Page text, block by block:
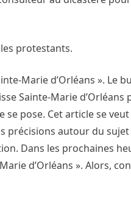
protestants.
Marie d’Orléans ». Le
Sainte-Marie d’Orléans
pose. Cet article se
précisions autour du sujet
Dans les prochaines
d’Orléans ». Alors,